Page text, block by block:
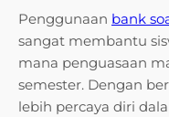
Penggunaan bank
sangat membantu
mana penguasaan
semester. Dengan
lebih percaya diri